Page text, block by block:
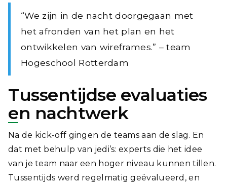
“We zijn in de nacht doorgegaan met
het afronden van het plan en het
ontwikkelen van wireframes.” – team
Hogeschool Rotterdam
Tussentijdse evaluaties
en nachtwerk
Na de kick-off gingen de teams aan de slag. En
dat met behulp van jedi’s:experts die het idee
van je team naar een hoger niveau kunnen tillen.
Tussentijds werd regelmatig geëvalueerd, en